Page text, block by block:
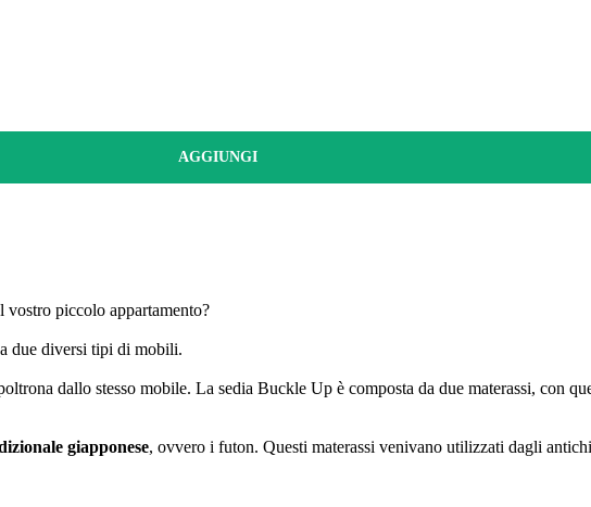
AGGIUNGI
vostro piccolo appartamento?
due diversi tipi di mobili.
dallo stesso mobile. La sedia Buckle Up è composta da due materassi, con
giapponese, ovvero i futon. Questi materassi venivano utilizzati dagli